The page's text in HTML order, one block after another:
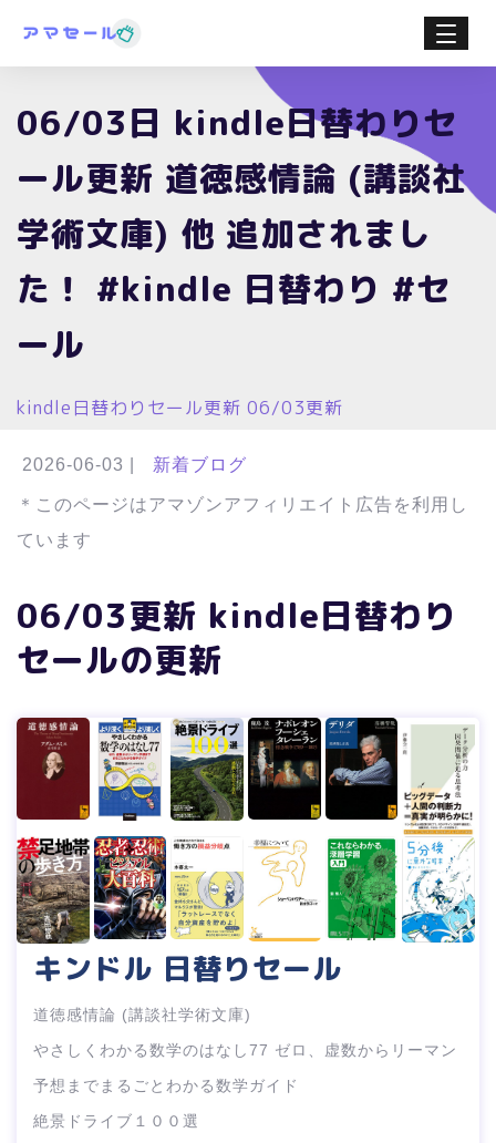
06/03日 kindle日替わりセ
ール更新 道徳感情論 (講談社
学術文庫) 他 追加されまし
た！ #kindle 日替わり #セ
ール
kindle日替わりセール更新 06/03更新
2026-06-03 新着ブログ
＊このページはアマゾンアフィリエイト広告を利用し
ています
06/03更新 kindle日替わり
セールの更新
キンドル 日替りセール
道徳感情論 (講談社学術文庫)
やさしくわかる数学のはなし77 ゼロ、虚数からリーマン
予想までまるごとわかる数学ガイド
絶景ドライブ１００選